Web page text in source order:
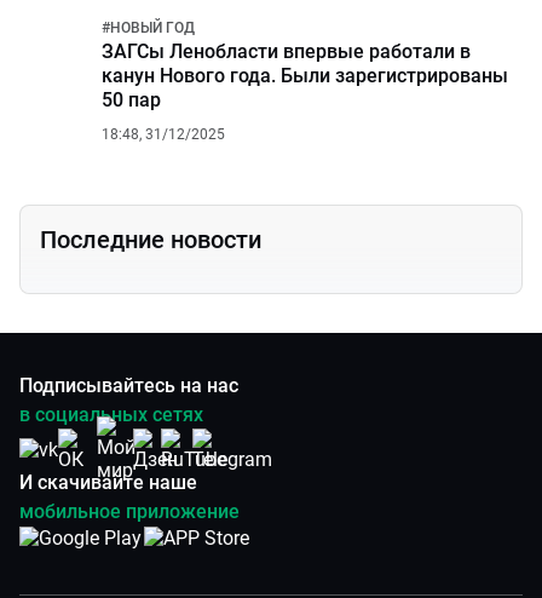
#НОВЫЙ ГОД
ЗАГСы Ленобласти впервые работали в
канун Нового года. Были зарегистрированы
50 пар
18:48, 31/12/2025
Последние новости
Подписывайтесь на нас
в социальных сетях
И скачивайте наше
мобильное приложение